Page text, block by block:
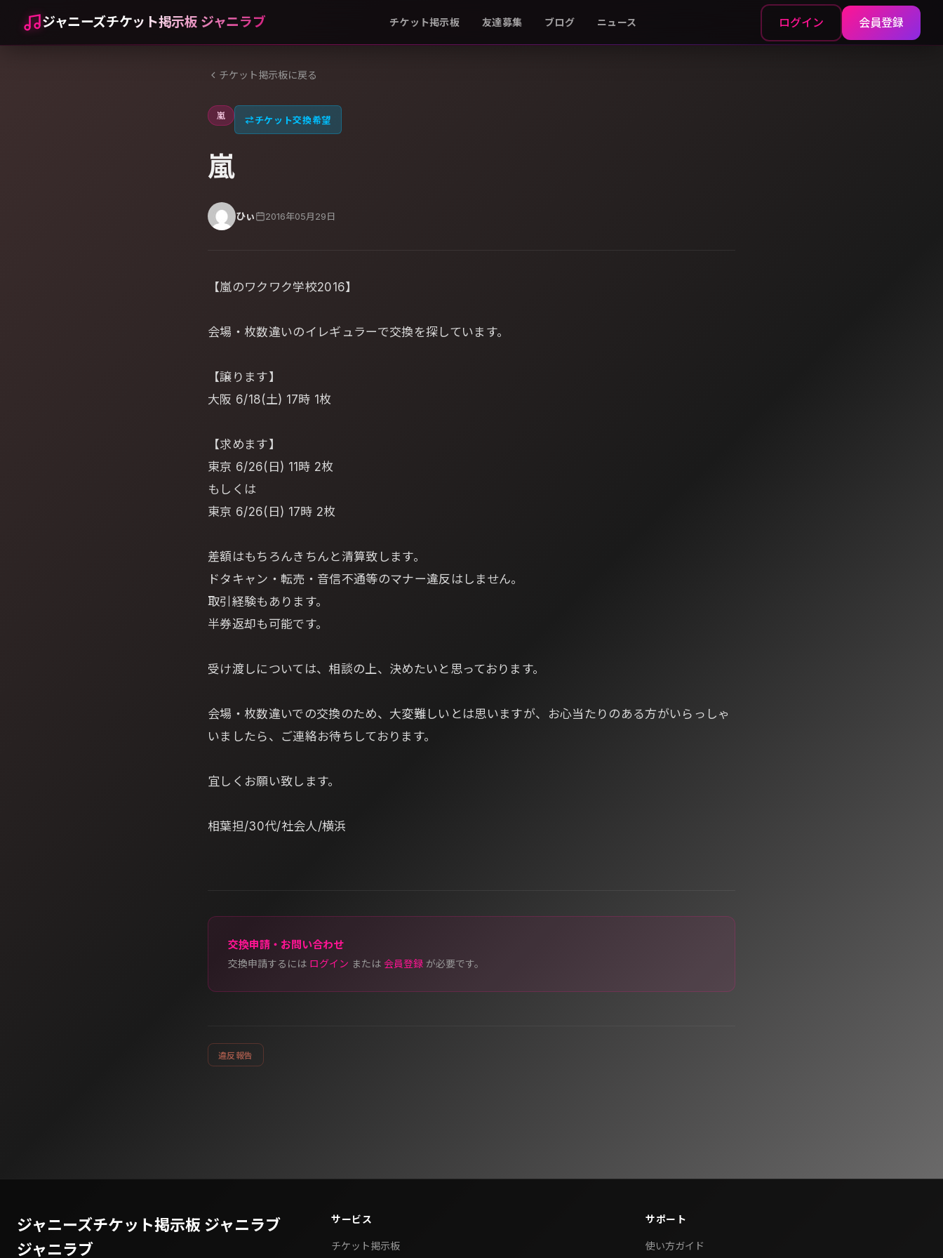
ジャニーズチケット掲示板 ジャニラブ チケット掲示板 友達募集 ブログ ニュース ログイン 会員登録
チケット掲示板に戻る
嵐 ⇄チケット交換希望
嵐
ひぃ 2016年05月29日
【嵐のワクワク学校2016】
会場・枚数違いのイレギュラーで交換を探しています。
【譲ります】
大阪 6/18(土) 17時 1枚
【求めます】
東京 6/26(日) 11時 2枚
もしくは
東京 6/26(日) 17時 2枚
差額はもちろんきちんと清算致します。
ドタキャン・転売・音信不通等のマナー違反はしません。
取引経験もあります。
半券返却も可能です。
受け渡しについては、相談の上、決めたいと思っております。
会場・枚数違いでの交換のため、大変難しいとは思いますが、お心当たりのある方がいらっしゃ
いましたら、ご連絡お待ちしております。
宜しくお願い致します。
相葉担/30代/社会人/横浜
交換申請・お問い合わせ
交換申請するには ログイン または 会員登録 が必要です。
違反報告
ジャニーズチケット掲示板 ジャニラブ
ジャニラブ
サービス
チケット掲示板
サポート
使い方ガイド